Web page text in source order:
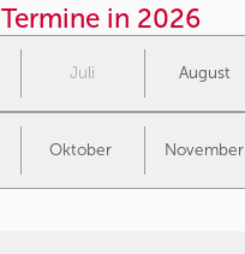
in 2026
Juli August
Oktober November